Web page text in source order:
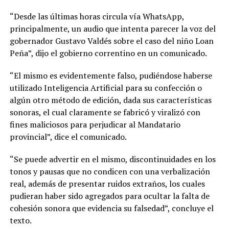
“Desde las últimas horas circula vía WhatsApp,
principalmente, un audio que intenta parecer la voz del
gobernador Gustavo Valdés sobre el caso del niño Loan
Peña”, dijo el gobierno correntino en un comunicado.
“El mismo es evidentemente falso, pudiéndose haberse
utilizado Inteligencia Artificial para su confección o
algún otro método de edición, dada sus características
sonoras, el cual claramente se fabricó y viralizó con
fines maliciosos para perjudicar al Mandatario
provincial”, dice el comunicado.
“Se puede advertir en el mismo, discontinuidades en los
tonos y pausas que no condicen con una verbalización
real, además de presentar ruidos extraños, los cuales
pudieran haber sido agregados para ocultar la falta de
cohesión sonora que evidencia su falsedad”, concluye el
texto.